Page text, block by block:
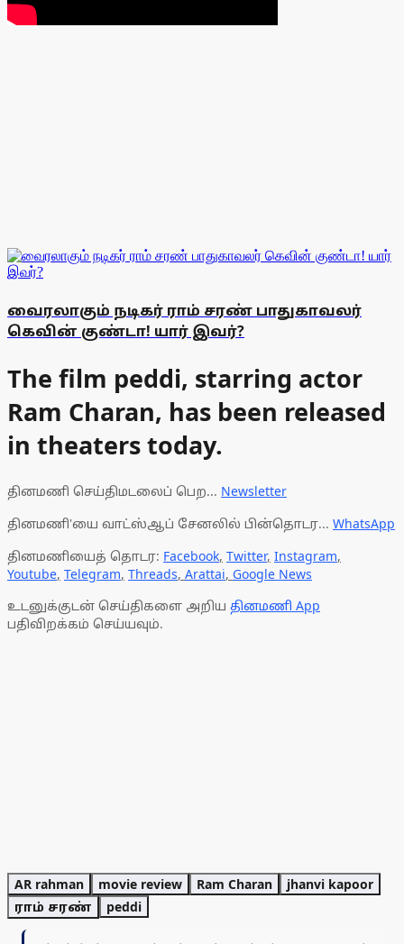
வைரலாகும் நடிகர் ராம் சரண் பாதுகாவலர்
கெவின் குண்டா! யார் இவர்?
The film peddi, starring actor
Ram Charan, has been released
in theaters today.
தினமணி செய்திமடலைப் பெற... Newsletter
தினமணி'யை வாட்ஸ்ஆப் சேனலில் பின்தொடர... WhatsApp
தினமணியைத் தொடர: Facebook, Twitter, Instagram,
Youtube, Telegram, Threads, Arattai, Google News
உடனுக்குடன் செய்திகளை அறிய தினமணி App
பதிவிறக்கம் செய்யவும்.
AR rahman movie review Ram Charan
jhanvi kapoor
ராம் சரண்
peddi